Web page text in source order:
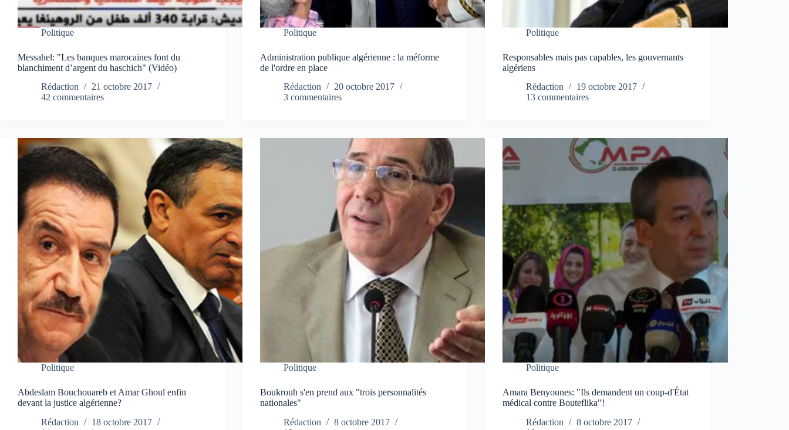
Politique
Messahel: "Les banques marocaines font du
blanchiment d’argent du haschich" (Vidéo)
Rédaction
21 octobre 2017
42 commentaires
Politique
Administration publique algérienne : la méforme
de l'ordre en place
Rédaction
20 octobre 2017
3 commentaires
Politique
Responsables mais pas capables, les gouvernants
algériens
Rédaction
19 octobre 2017
13 commentaires
Politique
Abdeslam Bouchouareb et Amar Ghoul enfin
devant la justice algérienne?
Rédaction
18 octobre 2017
Politique
Boukrouh s'en prend aux "trois personnalités
nationales"
Rédaction
8 octobre 2017
Politique
Amara Benyounes: "Ils demandent un coup-d'État
médical contre Bouteflika"!
Rédaction
8 octobre 2017